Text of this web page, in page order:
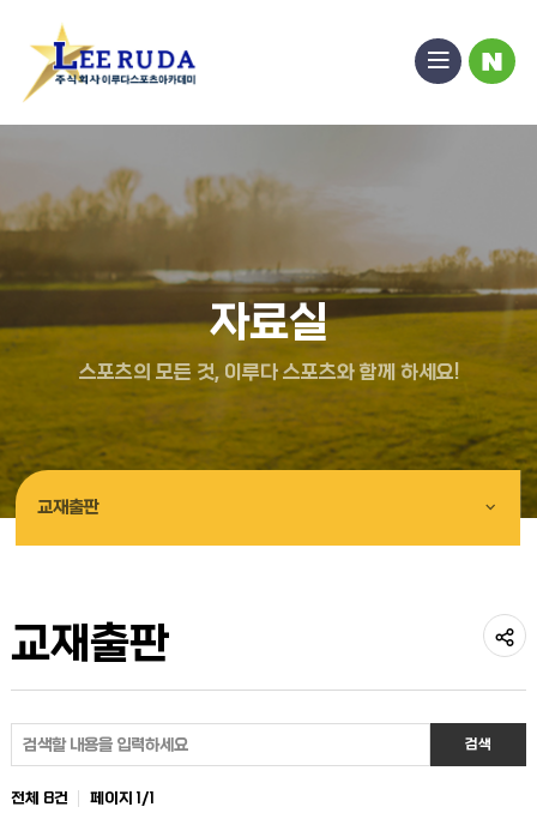
블
자료실
교재출판
교재출판
유
하
게
시
검색
전체 8건 페이지 1 /1